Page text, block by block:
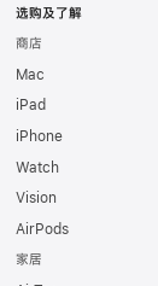
选购及了解
商店
Mac
iPad
iPhone
Watch
Vision
AirPods
家居